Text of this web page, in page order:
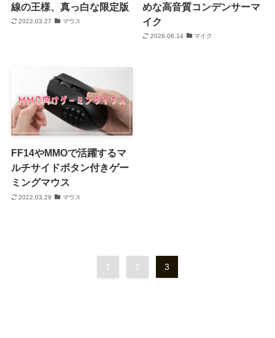
線の王様、真っ白な限定版
2022.03.27 マウス
めな高音質コンデンサーマ
イク
2026.06.14 マイク
FF14やMMOで活躍するマ
ルチサイドボタン付きゲー
ミングマウス
2022.03.29 マウス
1 2 3